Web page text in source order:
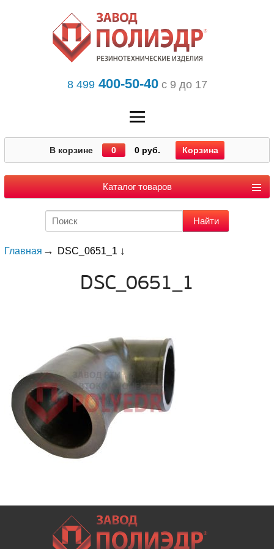
8 499400-50-40с 9 до 17
В корзине 0 0 руб. Корзина
Каталог товаров
Главная DSC_0651_1
DSC_0651_1